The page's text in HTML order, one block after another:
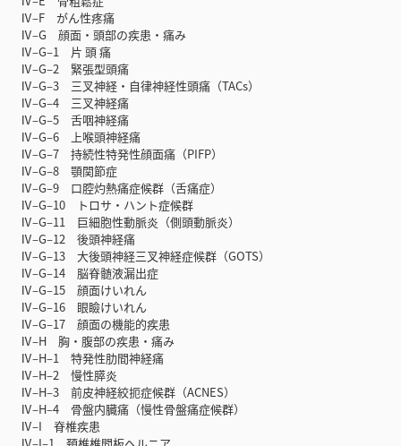
Ⅳ‒F がん性疼痛
Ⅳ‒G 顔面・頭部の疾患・痛み
Ⅳ‒G‒1 片 頭 痛
Ⅳ‒G‒2 緊張型頭痛
Ⅳ‒G‒3 三叉神経・自律神経性頭痛（TACs）
Ⅳ‒G‒4 三叉神経痛
Ⅳ‒G‒5 舌咽神経痛
Ⅳ‒G‒6 上喉頭神経痛
Ⅳ‒G‒7 持続性特発性顔面痛（PIFP）
Ⅳ‒G‒8 顎関節症
Ⅳ‒G‒9 口腔灼熱痛症候群（舌痛症）
Ⅳ‒G‒10 トロサ・ハント症候群
Ⅳ‒G‒11 巨細胞性動脈炎（側頭動脈炎）
Ⅳ‒G‒12 後頭神経痛
Ⅳ‒G‒13 大後頭神経三叉神経症候群（GOTS）
Ⅳ‒G‒14 脳脊髄液漏出症
Ⅳ‒G‒15 顔面けいれん
Ⅳ‒G‒16 眼瞼けいれん
Ⅳ‒G‒17 顔面の機能的疾患
Ⅳ‒H 胸・腹部の疾患・痛み
Ⅳ‒H‒1 特発性肋間神経痛
Ⅳ‒H‒2 慢性膵炎
Ⅳ‒H‒3 前皮神経絞扼症候群（ACNES）
Ⅳ‒H‒4 骨盤内臓痛（慢性骨盤痛症候群）
Ⅳ‒I 脊椎疾患